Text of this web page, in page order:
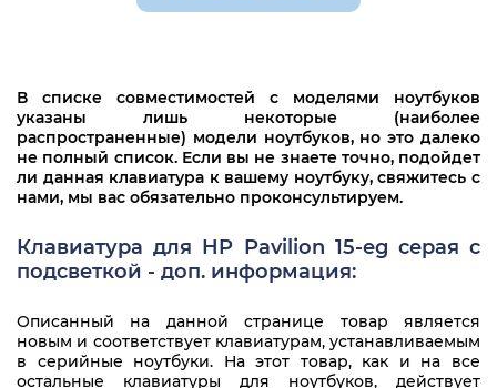
HP Pavilion 15-eg0018ur
HP Pavilion 15-eg0046ur
HP Pavilion 15-eg0054ur
HP Pavilion 15-eg0057ur
HP Pavilion 15-eg0060ur
HP Pavilion 15-eg0061ur
HP Pavilion 15-eg0062ur
В списке совместимостей с моделями ноутбуков
указаны лишь некоторые (наиболее
распространенные) модели ноутбуков, но это далеко
не полный список. Если вы не знаете точно, подойдет
ли данная клавиатура к вашему ноутбуку, свяжитесь с
нами, мы вас обязательно проконсультируем.
Клавиатура для HP Pavilion 15-eg серая с
подсветкой - доп. информация:
Описанный на данной странице товар является
новым и соответствует клавиатурам, устанавливаемым
в серийные ноутбуки. На этот товар, как и на все
остальные клавиатуры для ноутбуков, действует